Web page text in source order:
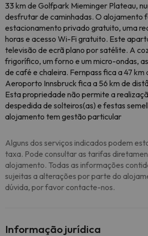
33 km de Golfpark Mieminger Plateau,
desfrutar de caminhadas. O alojamento
estacionamento privado gratuito, uma
horas e acesso Wi-Fi gratuito. Este
televisão de ecrã plano por satélite. A
frigorífico, um forno e um micro-ondas,
de café e chaleira. Fernpass fica a 47 km
Aeroporto Innsbruck fica a 56 km de
Esta propriedade não permite a
despedida de solteiros(as) e festas
alojamento tem gestão particular
Alguns dos serviços indicados podem
taxa. Pode consultar as tarifas
alojamento. Todas as informações
sujeitas a alterações por parte do
dúvida, por favor contacte-nos.
Informação jurídica